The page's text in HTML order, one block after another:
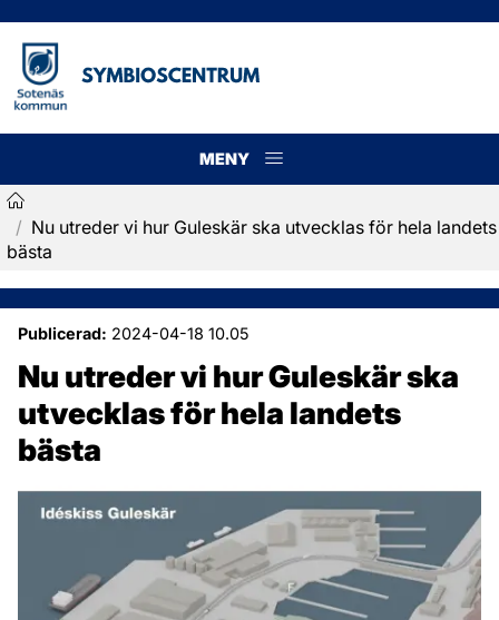
MENY
Symbioscentrum
/ Nu utreder vi hur Guleskär ska utvecklas för hela landets
bästa
Publicerad: 2024-04-18 10.05
Nu utreder vi hur Guleskär ska
utvecklas för hela landets
bästa